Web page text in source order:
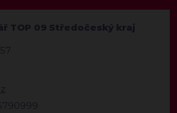
TOP 09 Středočeský kraj